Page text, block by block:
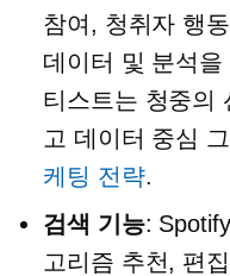
참여, 청취자 행
데이터 및 분석
티스트는 청중의
고 데이터 중심
케팅 전략.
검색 기능:
고리즘 추천, 편